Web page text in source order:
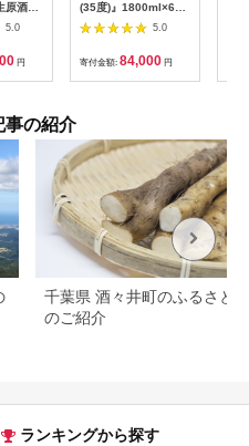
原酒・
Black
｜ お酒
酒 純米
酒 人
5.0
円
(35度)』1800ml×6本
セット 塩田酒造 ISR-
5.0
寄付金額: 84,000 円
事の紹介
千葉県 酒々井町のふるさと
のご紹介
ランキングから探す